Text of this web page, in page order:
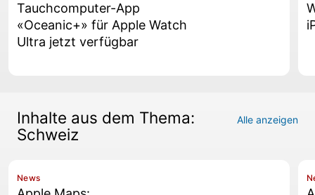
Tauchcomputer-App
«Oceanic+» für Apple Watch
Ultra jetzt verfügbar
Inhalte aus dem Thema:
Schweiz
Alle anzeigen
News